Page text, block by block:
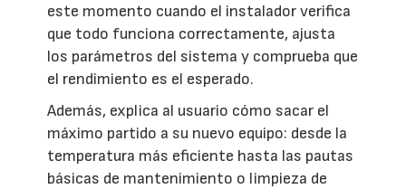
este momento cuando el instalador verifica
que todo funciona correctamente, ajusta
los parámetros del sistema y comprueba que
el rendimiento es el esperado.
Además, explica al usuario cómo sacar el
máximo partido a su nuevo equipo: desde la
temperatura más eficiente hasta las pautas
básicas de mantenimiento o limpieza de